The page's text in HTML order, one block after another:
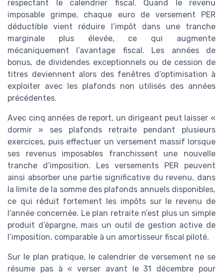
respectant le calendrier fiscal. Quand le revenu
imposable grimpe, chaque euro de versement PER
déductible vient réduire l’impôt dans une tranche
marginale plus élevée, ce qui augmente
mécaniquement l’avantage fiscal. Les années de
bonus, de dividendes exceptionnels ou de cession de
titres deviennent alors des fenêtres d’optimisation à
exploiter avec les plafonds non utilisés des années
précédentes.
Avec cinq années de report, un dirigeant peut laisser «
dormir » ses plafonds retraite pendant plusieurs
exercices, puis effectuer un versement massif lorsque
ses revenus imposables franchissent une nouvelle
tranche d’imposition. Les versements PER peuvent
ainsi absorber une partie significative du revenu, dans
la limite de la somme des plafonds annuels disponibles,
ce qui réduit fortement les impôts sur le revenu de
l’année concernée. Le plan retraite n’est plus un simple
produit d’épargne, mais un outil de gestion active de
l’imposition, comparable à un amortisseur fiscal piloté.
Sur le plan pratique, le calendrier de versement ne se
résume pas à « verser avant le 31 décembre pour